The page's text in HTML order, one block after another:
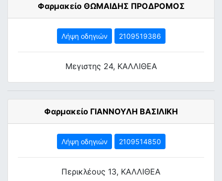
Φαρμακείο ΘΩΜΑΙΔΗΣ ΠΡΟΔΡΟΜΟΣ
Λήψη οδηγιών 2109519386
Μεγιστης 24, ΚΑΛΛΙΘΕΑ
Φαρμακείο ΓΙΑΝΝΟΥΛΗ ΒΑΣΙΛΙΚΗ
Λήψη οδηγιών 2109514850
Περικλέους 13, ΚΑΛΛΙΘΕΑ